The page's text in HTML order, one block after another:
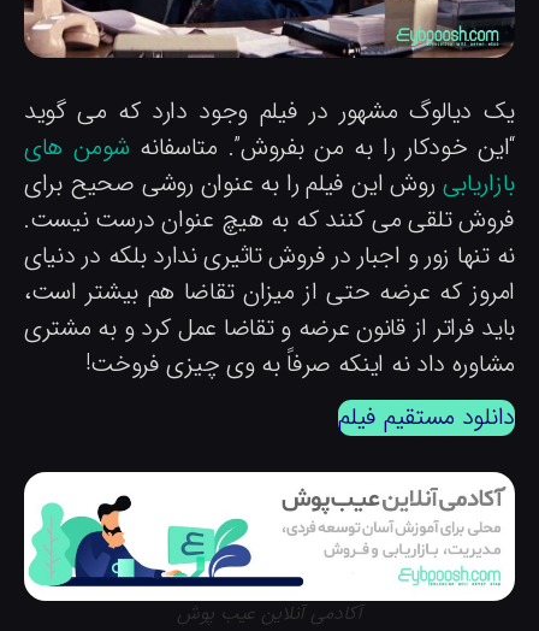
دیالوگ مشهور در فیلم وجود دارد که می گوید
خودکار را به من بفروش”. متاسفانهشومن های
روش این فیلم را به عنوان روشی صحیح برای
تلقی می کنند که به هیچ عنوان درست نیست.
تنها زور و اجبار در فروش تاثیری ندارد بلکه در دنیای
که عرضه حتی از میزان تقاضا هم بیشتر است،
فراتر از قانون عرضه و تقاضا عمل کرد و به مشتری
داد نه اینکه صرفاً به وی چیزی فروخت!
مستقیم فیلم
آکادمی آنلاین عیب پوش